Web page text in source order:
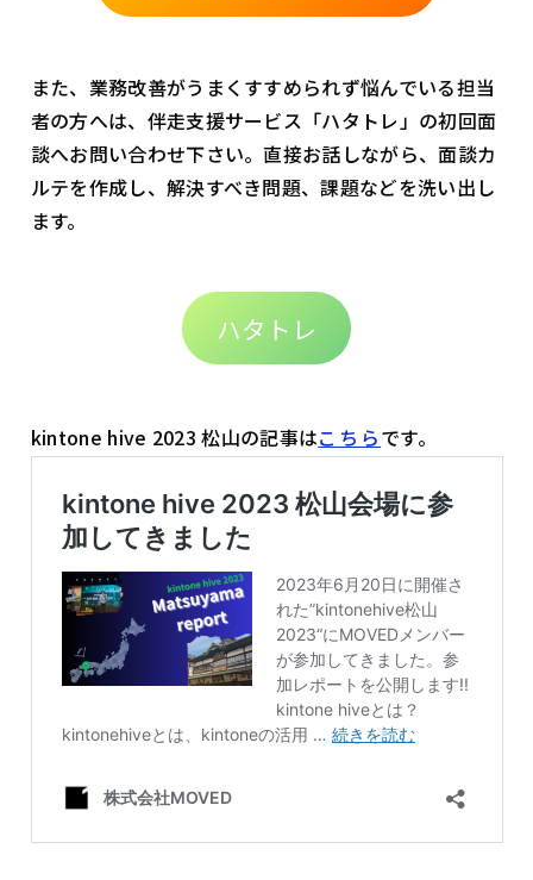
また、業務改善がうまくすすめられず悩んでいる担当
者の方へは、伴走支援サービス「ハタトレ」の初回面
談へお問い合わせ下さい。直接お話しながら、面談カ
ルテを作成し、解決すべき問題、課題などを洗い出し
ます。
ハタトレ
kintone hive 2023 松山の記事はこちらです。